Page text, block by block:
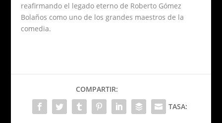
reafirmando el legado eterno de Roberto Gómez
Bolaños como uno de los grandes maestros de la
comedia.
COMPARTIR:
TASA: